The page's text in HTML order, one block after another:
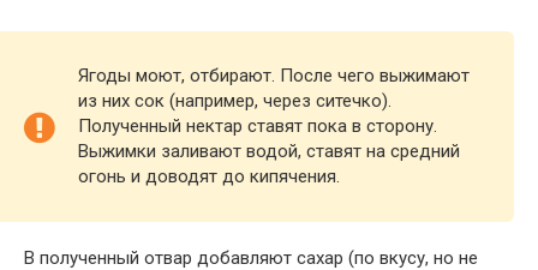
Ягоды моют, отбирают. После чего выжимают
из них сок (например, через ситечко).
Полученный нектар ставят пока в сторону.
Выжимки заливают водой, ставят на средний
огонь и доводят до кипячения.
В полученный отвар добавляют сахар (по вкусу, но не